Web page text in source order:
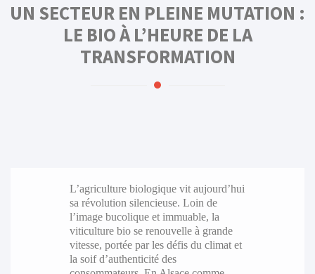
UN SECTEUR EN PLEINE MUTATION :
LE BIO À L’HEURE DE LA
TRANSFORMATION
L’agriculture biologique vit aujourd’hui
sa révolution silencieuse. Loin de
l’image bucolique et immuable, la
viticulture bio se renouvelle à grande
vitesse, portée par les défis du climat et
la soif d’authenticité des